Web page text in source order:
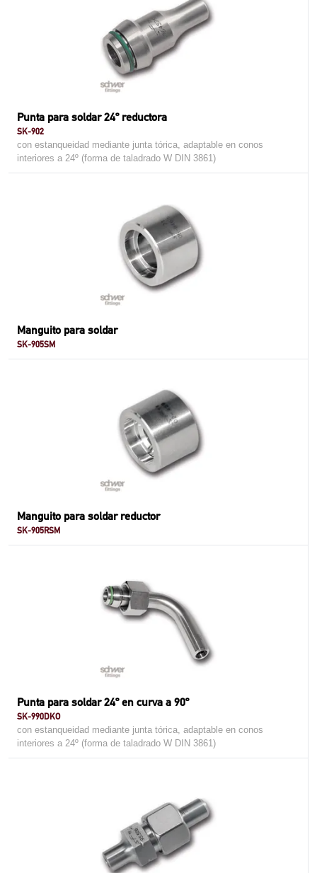
Punta para soldar 24º reductora
SK-902
con estanqueidad mediante junta tórica, adaptable en conos
interiores a 24º (forma de taladrado W DIN 3861)
Manguito para soldar
SK-905SM
Manguito para soldar reductor
SK-905RSM
Punta para soldar 24º en curva a 90º
SK-990DKO
con estanqueidad mediante junta tórica, adaptable en conos
interiores a 24º (forma de taladrado W DIN 3861)